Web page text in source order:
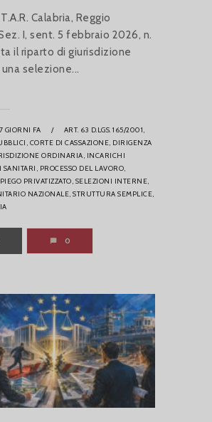
Calabria, Reggio
I, sent. 5 febbraio 2026, n.
il riparto di giurisdizione
selezione...
7 GIORNI FA /
ART. 63 D.LGS. 165/2001,
CORTE DI CASSAZIONE, DIRIGENZA
ORDINARIA, INCARICHI
PROCESSO DEL LAVORO,
PRIVATIZZATO, SELEZIONI INTERNE,
NAZIONALE, STRUTTURA SEMPLICE,
0